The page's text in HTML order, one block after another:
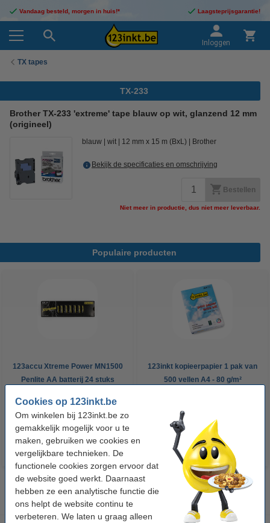
Cookies op 123inkt.be
Om winkelen bij 123inkt.be zo
gemakkelijk mogelijk voor u te
maken, gebruiken we cookies en
vergelijkbare technieken. De
functionele cookies zorgen ervoor dat
de website goed werkt. Daarnaast
hebben ze een analytische functie die
ons helpt de website continu te
verbeteren. We laten u graag alleen
Vandaag besteld, morgen in huis!* Laagsteprijsgarantie!
Inloggen
TX tapes
TX-233
Brother TX-233 'extreme' tape blauw op wit, glanzend 12 mm
(origineel)
blauw wit 12 mm x 15 m (BxL) Brother
Bekijk de specificaties en omschrijving
Bestellen
Niet meer in productie, dus niet meer leverbaar.
Populaire producten
123accu Xtreme Power MN1500
Penlite AA batterij 24 stuks
123inkt kopieerpapier 1 pak van
500 vellen A4 - 80 g/m²
€ 7,25